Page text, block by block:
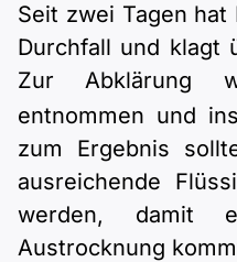
Seit zwei Tagen
Durchfall und klagt
Zur Abklärung
entnommen und
zum Ergebnis
ausreichende
werden, damit
Austrocknung